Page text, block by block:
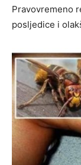
Pravovremeno
posljedice i